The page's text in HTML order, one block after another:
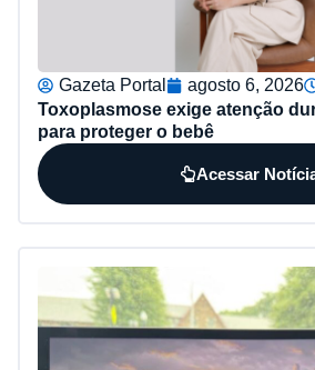
Gazeta Portal agosto 6, 2026
Toxoplasmose exige atenção
para proteger o bebê
Acessar